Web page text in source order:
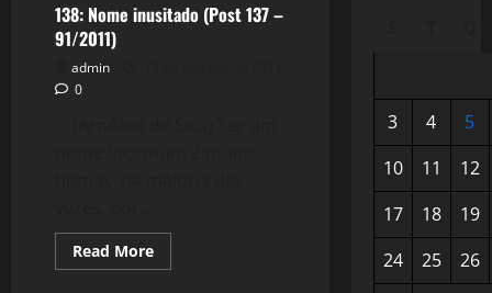
138: Nome inusitado (Post 137 –
91/2011)
admin
0
Read MoreRead
more
3 4
5
10
11
12
17
18
19
24
25
26